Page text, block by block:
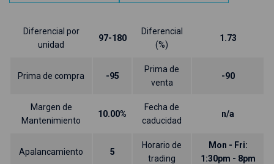
Diferencial por
unidad
97-180
Diferencial
(%)
1.73
Prima de compra -95
Prima de
venta
-90
Margen de
Mantenimiento
10.00%
Fecha de
caducidad
n/a
Apalancamiento 5
Horario de
trading
Mon - Fri:
1:30pm - 8pm